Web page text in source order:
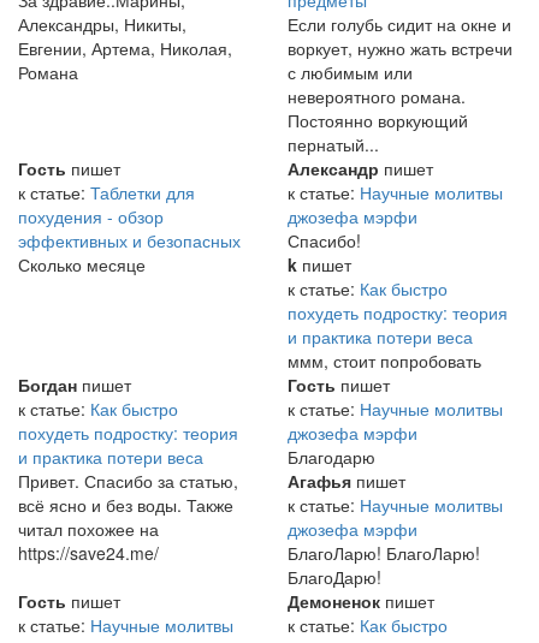
Александры, Никиты,
Евгении, Артема, Николая,
Романа
Если голубь сидит на окне и
воркует, нужно жать встречи
с любимым или
невероятного романа.
Постоянно воркующий
пернатый...
Гость пишет
к статье: Таблетки для
похудения - обзор
эффективных и безопасных
Сколько месяце
Александр пишет
к статье: Научные молитвы
джозефа мэрфи
Спасибо!
k пишет
к статье: Как быстро
похудеть подростку: теория
и практика потери веса
ммм, стоит попробовать
Богдан пишет
к статье: Как быстро
похудеть подростку: теория
и практика потери веса
Привет. Спасибо за статью,
всё ясно и без воды. Также
читал похожее на
https://save24.me/
Гость пишет
к статье: Научные молитвы
джозефа мэрфи
Благодарю
Агафья пишет
к статье: Научные молитвы
джозефа мэрфи
БлагоЛарю! БлагоЛарю!
БлагоДарю!
Гость пишет
к статье: Научные молитвы
Демоненок пишет
к статье: Как быстро